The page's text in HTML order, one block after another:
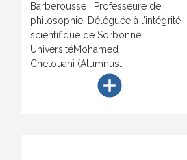
Barberousse : Professeure de
philosophie, Déléguée à l’intégrité
scientifique de Sorbonne
UniversitéMohamed
Chetouani (Alumnus…
add_circle